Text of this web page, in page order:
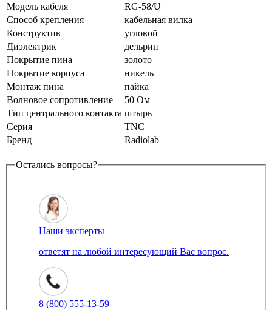
Модель кабеля
RG-58/U
Способ крепления
кабельная вилка
Конструктив
угловой
Диэлектрик
дельрин
Покрытие пина
золото
Покрытие корпуса
никель
Монтаж пина
пайка
Волновое сопротивление
50 Ом
Тип центрального контакта штырь
Серия
TNC
Бренд
Radiolab
Остались вопросы?
Наши эксперты
ответят на любой интересующий Вас вопрос.
8 (800) 555-13-59